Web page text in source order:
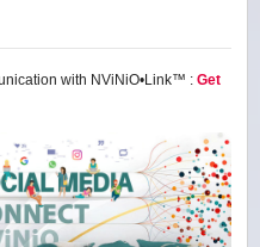
with NViNiO•Link™ : Get